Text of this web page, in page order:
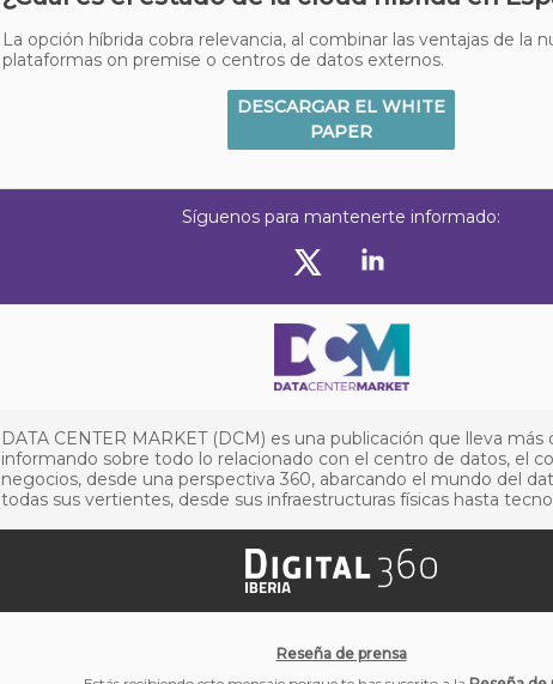
La opción híbrida cobra relevancia, al combinar las ventajas de la
plataformas on premise o centros de datos externos.
DESCARGAR EL WHITE
PAPER
Síguenos para mantenerte informado:
DATA CENTER MARKET (DCM) es una publicación que lleva más
informando sobre todo lo relacionado con el centro de datos, el
negocios, desde una perspectiva 360, abarcando el mundo del
todas sus vertientes, desde sus infraestructuras físicas hasta
Reseña de prensa